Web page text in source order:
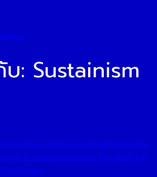
บ: Sustainism